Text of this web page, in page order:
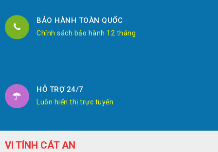
BẢO HÀNH TOÀN QUỐC
Chính sách bảo hành 12 tháng
HỖ TRỢ 24/7
Luôn hiển thị trực tuyến
VI TÍNH CÁT AN